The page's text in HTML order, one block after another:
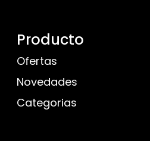
Producto
Ofertas
Novedades
Categorias